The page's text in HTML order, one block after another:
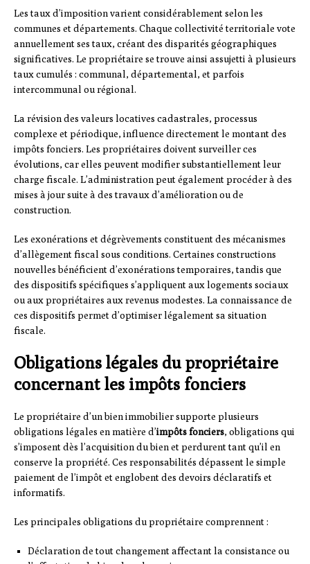
Les taux d’imposition varient considérablement selon les
communes et départements. Chaque collectivité territoriale vote
annuellement ses taux, créant des disparités géographiques
significatives. Le propriétaire se trouve ainsi assujetti à plusieurs
taux cumulés : communal, départemental, et parfois
intercommunal ou régional.
La révision des valeurs locatives cadastrales, processus
complexe et périodique, influence directement le montant des
impôts fonciers. Les propriétaires doivent surveiller ces
évolutions, car elles peuvent modifier substantiellement leur
charge fiscale. L’administration peut également procéder à des
mises à jour suite à des travaux d’amélioration ou de
construction.
Les exonérations et dégrèvements constituent des mécanismes
d’allègement fiscal sous conditions. Certaines constructions
nouvelles bénéficient d’exonérations temporaires, tandis que
des dispositifs spécifiques s’appliquent aux logements sociaux
ou aux propriétaires aux revenus modestes. La connaissance de
ces dispositifs permet d’optimiser légalement sa situation
fiscale.
Obligations légales du propriétaire
concernant les impôts fonciers
Le propriétaire d’un bien immobilier supporte plusieurs
obligations légales en matière d’impôts fonciers, obligations qui
s’imposent dès l’acquisition du bien et perdurent tant qu’il en
conserve la propriété. Ces responsabilités dépassent le simple
paiement de l’impôt et englobent des devoirs déclaratifs et
informatifs.
Les principales obligations du propriétaire comprennent :
Déclaration de tout changement affectant la consistance ou